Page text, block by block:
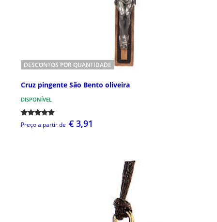
DESCONTOS POR QUANTIDADE
Cruz pingente São Bento oliveira
DISPONÍVEL
Preço a partir de € 3,91